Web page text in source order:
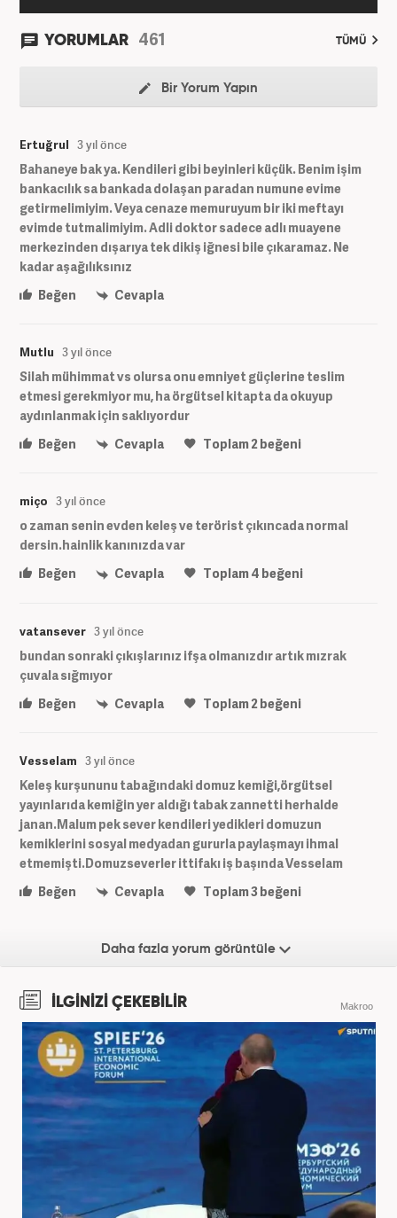
YORUMLAR 461 TÜMÜ
Bir Yorum Yapın
Ertuğrul 3 yıl önce
Bahaneye bak ya. Kendileri gibi beyinleri küçük. Benim işim
bankacılık sa bankada dolaşan paradan numune evime
getirmelimiyim. Veya cenaze memuruyum bir iki meftayı
evimde tutmalimiyim. Adli doktor sadece adlı muayene
merkezinden dışarıya tek dikiş iğnesi bile çıkaramaz. Ne
kadar aşağılıksınız
Beğen
Cevapla
Mutlu 3 yıl önce
Silah mühimmat vs olursa onu emniyet güçlerine teslim
etmesi gerekmiyor mu, ha örgütsel kitapta da okuyup
aydınlanmak için saklıyordur
Beğen
Cevapla Toplam2beğeni
miço 3 yıl önce
o zaman senin evden keleş ve terörist çıkıncada normal
dersin.hainlik kanınızda var
Beğen
Cevapla Toplam4 beğeni
vatansever 3 yıl önce
bundan sonraki çıkışlarınız ifşa olmanızdır artık mızrak
çuvala sığmıyor
Beğen
Cevapla Toplam2 beğeni
Vesselam 3 yıl önce
Keleş kurşununu tabağındaki domuz kemiği,örgütsel
yayınlarıda kemiğin yer aldığı tabak zannetti herhalde
janan.Malum pek sever kendileri yedikleri domuzun
kemiklerini sosyal medyadan gururla paylaşmayı ihmal
etmemişti.Domuzseverler ittifakı iş başında Vesselam
Beğen
Cevapla Toplam3beğeni
Daha fazla yorum görüntüle
İLGİNİZİ ÇEKEBİLİR Makroo